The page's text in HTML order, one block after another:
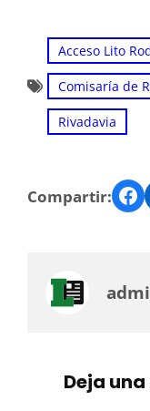
Acceso Lito
Comisaría de
Rivadavia
Compartir: Facebook
Deja